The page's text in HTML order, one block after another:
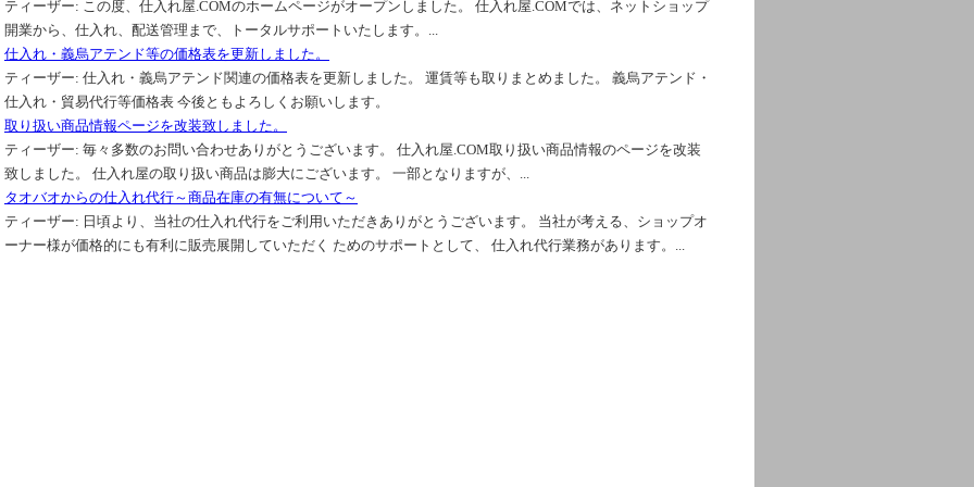
ティーザー: この度、仕入れ屋.COMのホームページがオープンしました。 仕入れ屋.COMでは、ネットショップ
開業から、仕入れ、配送管理まで、トータルサポートいたします。...
仕入れ・義烏アテンド等の価格表を更新しました。
ティーザー: 仕入れ・義烏アテンド関連の価格表を更新しました。 運賃等も取りまとめました。 義烏アテンド・
仕入れ・貿易代行等価格表 今後ともよろしくお願いします。
取り扱い商品情報ページを改装致しました。
ティーザー: 毎々多数のお問い合わせありがとうございます。 仕入れ屋.COM取り扱い商品情報のページを改装
致しました。 仕入れ屋の取り扱い商品は膨大にございます。 一部となりますが、...
タオバオからの仕入れ代行～商品在庫の有無について～
ティーザー: 日頃より、当社の仕入れ代行をご利用いただきありがとうございます。 当社が考える、ショップオ
ーナー様が価格的にも有利に販売展開していただく ためのサポートとして、 仕入れ代行業務があります。...